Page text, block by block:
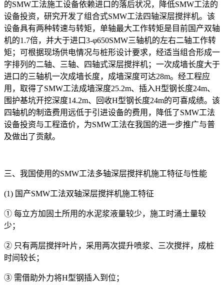
的SMW工法施工设备依赖进口的落后状况，降低SMW工法的
设备投资，研究开发了组合式SMW工法四轴深层搅拌机。该
设备具有两种转速与转矩，单轴最大工作转矩是目前国产双轴
机的1.7倍，并大于进口3-φ650SMW三轴机的左右二轴工作转
矩；可根据现场供电情况与桩形设计要求，经适当组合形成一
字排列的二轴、三轴、四轴式深层搅拌机；一次成墙长度大于
进口的三轴机一次成墙长度，成墙深度可达28m。经工程应
用，取得了SMW工法成墙深度25.2m、插入H型钢长度24m、
围护基坑开挖深度14.2m、回收H型钢长度24m的可喜成绩。该
四轴机的制造费用远低于引进设备的费用，降低了SMW工法
设备投资与工程造价，为SMW工法在我国的进一步推广与普
及做出了贡献。
三、我国使用的SMW工法多轴深层搅拌机施工特征与性能
(1) 国产SMW工法双轴深层搅拌机施工特征
① 每立方加固土所用的水泥浆液量较少，施工时涌土量较
少；
② 只有两层搅拌叶片，采用两次提升喷浆、三次搅拌，成桩
时间较长；
③ 需借助外力将H型钢插入到位；